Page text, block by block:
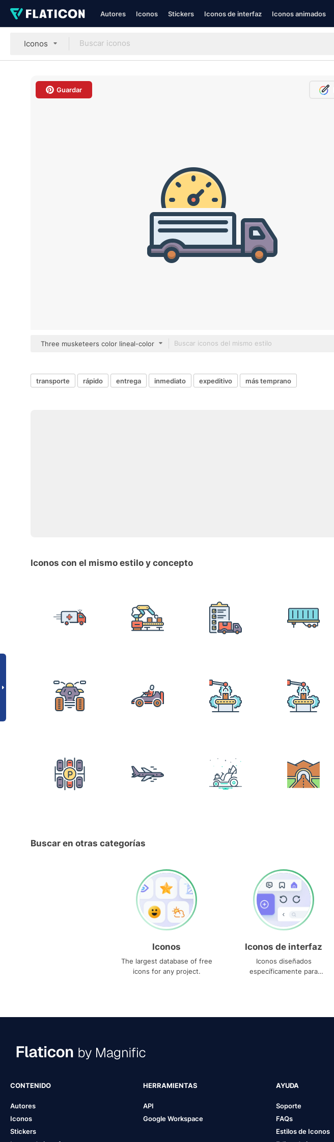
Autores Iconos Stickers Iconos de interfaz Iconos animados
Iconos
Guardar
Three musketeers color lineal-color
transporte rápido entrega inmediato expeditivo más temprano
Iconos con el mismo estilo y concepto
Buscar en otras categorías
Iconos
The largest database of free
icons for any project.
Iconos de interfaz
Iconos diseñados
específicamente para
CONTENIDO
Autores
Iconos
Stickers
HERRAMIENTAS
API
Google Workspace
AYUDA
Soporte
FAQs
Estilos de Iconos